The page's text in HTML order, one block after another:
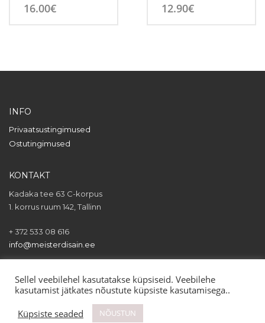
16.00€ 12.90€
INFO
Privaatsustingimused
Ostutingimused
KONTAKT
Kadaka tee 63 C-korpus
1. korrus ruum 142, Tallinn
+ 372 533 08 616
info@meisterdisain.ee
Sellel veebilehel kasutatakse küpsiseid. Veebilehe
kasutamist jätkates nõustute küpsiste kasutamisega..
Küpsiste seaded
NÕUSTUN